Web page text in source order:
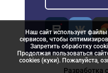
Разработка
Наш сайт использует
сервисов, чтобы
Запретить обработку
Продолжая пользоваться
cookies (куки). Пожалуйста,